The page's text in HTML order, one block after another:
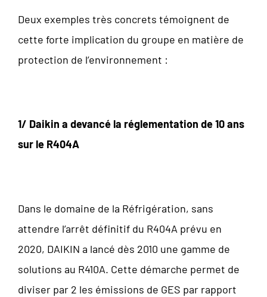
Deux exemples très concrets témoignent de
cette forte implication du groupe en matière de
protection de l’environnement :
1/ Daikin a devancé la réglementation de 10 ans
sur le R404A
Dans le domaine de la Réfrigération, sans
attendre l’arrêt définitif du R404A prévu en
2020, DAIKIN a lancé dès 2010 une gamme de
solutions au R410A. Cette démarche permet de
diviser par 2 les émissions de GES par rapport